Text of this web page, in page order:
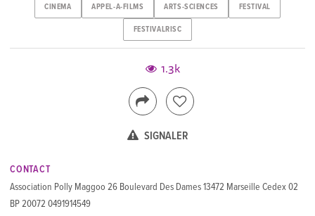
CINEMA APPEL-A-FILMS ARTS-SCIENCES FESTIVAL
FESTIVALRISC
1.3k
SIGNALER
CONTACT
Association Polly Maggoo 26 Boulevard Des Dames 13472 Marseille Cedex 02
BP 20072 0491914549